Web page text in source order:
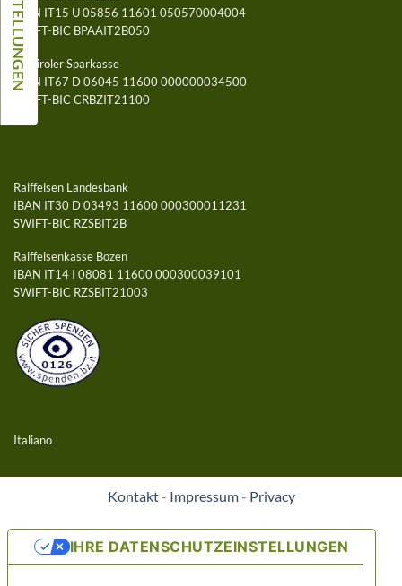
IBAN IT15 U 05856 11601 050570004004
SWIFT-BIC BPAAIT2B050
Südtiroler Sparkasse
IBAN IT67 D 06045 11600 000000034500
SWIFT-BIC CRBZIT21100
Raiffeisen Landesbank
IBAN IT30 D 03493 11600 000300011231
SWIFT-BIC RZSBIT2B
Raiffeisenkasse Bozen
IBAN IT14 I 08081 11600 000300039101
SWIFT-BIC RZSBIT21003
Italiano
Kontakt- Impressum- Privacy
IHRE DATENSCHUTZEINSTELLUNGEN